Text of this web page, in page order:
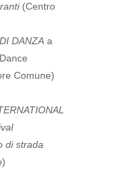
(Centro
DANZA a
Comune)
di strada